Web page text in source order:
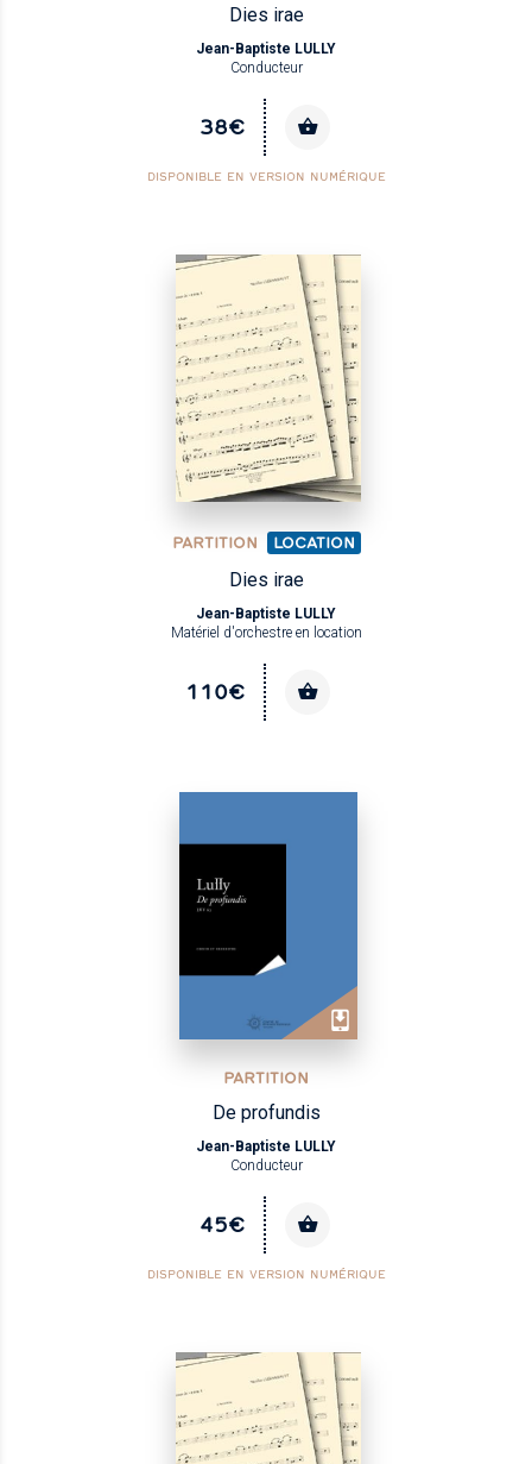
Dies irae
Jean-Baptiste LULLY
Conducteur
38€
DISPONIBLE EN VERSION NUMÉRIQUE
PARTITION LOCATION
Dies irae
Jean-Baptiste LULLY
Matériel d'orchestre en location
110€
PARTITION
De profundis
Jean-Baptiste LULLY
Conducteur
45€
DISPONIBLE EN VERSION NUMÉRIQUE